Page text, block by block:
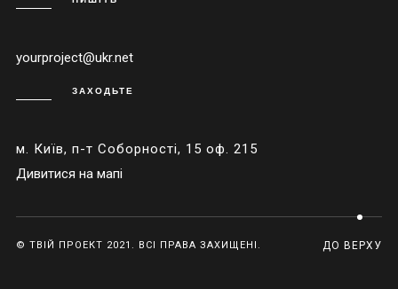
yourproject@ukr.net
ЗАХОДЬТЕ
м. Київ, п-т Соборності, 15 оф. 215
Дивитися на мапі
© ТВІЙ ПРОЕКТ 2021. ВСІ ПРАВА ЗАХИЩЕНІ. ДО ВЕРХУ